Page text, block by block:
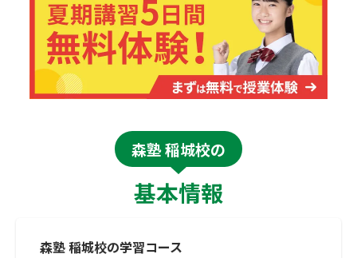
森塾 稲城校の
基本情報
森塾 稲城校の学習コース